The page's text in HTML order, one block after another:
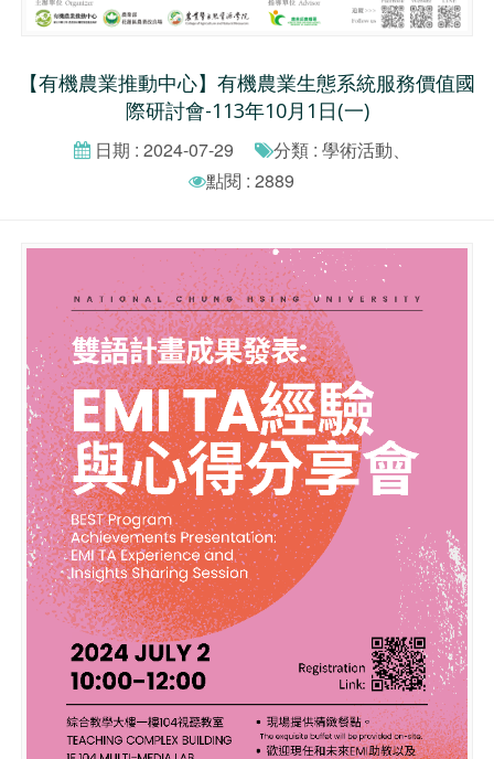
【有機農業推動中心】有機農業生態系統服務價值國
際研討會-113年10月1日(一)
日期 : 2024-07-29
分類 : 學術活動、
點閱 : 2889